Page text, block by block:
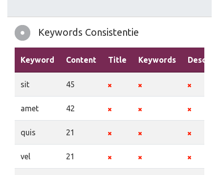
Keywords Consistentie
Keyword Content Title Keywords
sit 45
amet 42
quis 21
vel 21